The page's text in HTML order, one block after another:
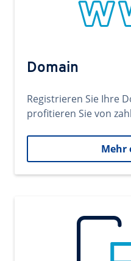
Domain
Registrieren Sie Ihre
profitieren Sie von
Mehr